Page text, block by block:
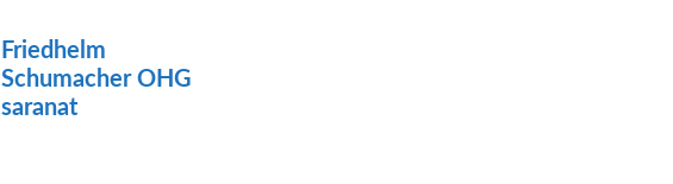
Friedhelm
Schumacher OHG
saranat